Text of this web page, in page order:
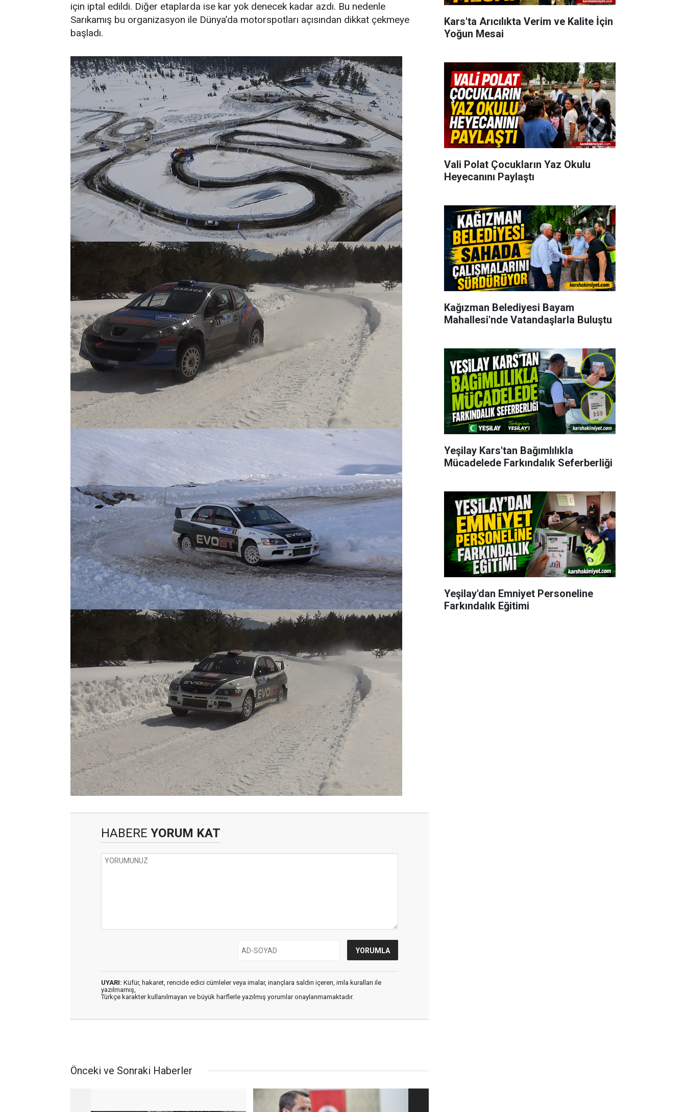
için iptal edildi. Diğer etaplarda ise kar yok denecek kadar azdı. Bu nedenle
Sarıkamış bu organizasyon ile Dünya’da motorspotları açısından dikkat çekmeye
başladı.
HABERE YORUM KAT
UYARI: Küfür, hakaret, rencide edici cümleler veya imalar, inançlara saldırı içeren, imla kuralları ile
yazılmamış,
Türkçe karakter kullanılmayan ve büyük harflerle yazılmış yorumlar onaylanmamaktadır.
Önceki ve Sonraki Haberler
Kars'ta Arıcılıkta Verim ve Kalite İçin
Yoğun Mesai
Vali Polat Çocukların Yaz Okulu
Heyecanını Paylaştı
Kağızman Belediyesi Bayam
Mahallesi'nde Vatandaşlarla Buluştu
Yeşilay Kars'tan Bağımlılıkla
Mücadelede Farkındalık Seferberliği
Yeşilay'dan Emniyet Personeline
Farkındalık Eğitimi